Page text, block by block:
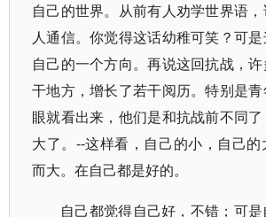
自己的世界。从前有人劝学世界语
人通信。你觉得这话幼稚可笑？可
自己的一个方向。再说这回抗战，
干地方，增长了若干阅历。特别是
眼就看出来，他们是和抗战前不同
大了。--这样看，自己的小，自己
而大。在自己都是好的。
自己都觉得自己好，不错；可